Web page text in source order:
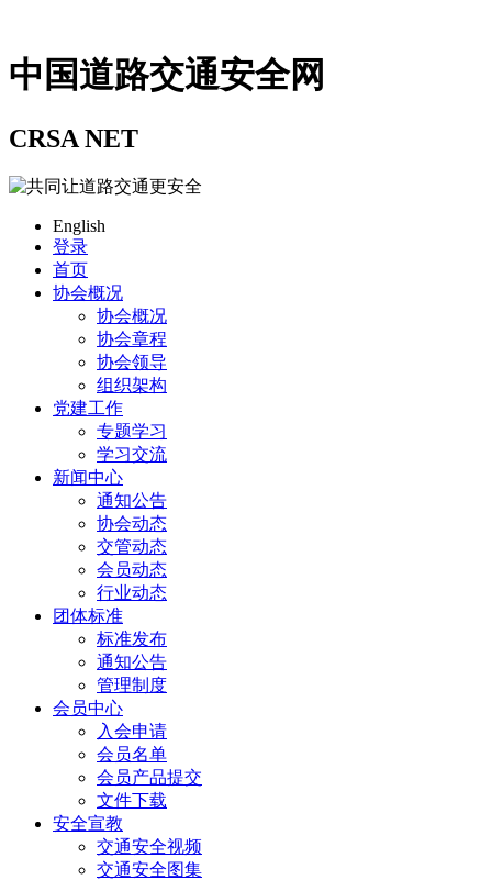
中国道路交通安全网
CRSA NET
English
登录
首页
协会概况
协会概况
协会章程
协会领导
组织架构
党建工作
专题学习
学习交流
新闻中心
通知公告
协会动态
交管动态
会员动态
行业动态
团体标准
标准发布
通知公告
管理制度
会员中心
入会申请
会员名单
会员产品提交
文件下载
安全宣教
交通安全视频
交通安全图集